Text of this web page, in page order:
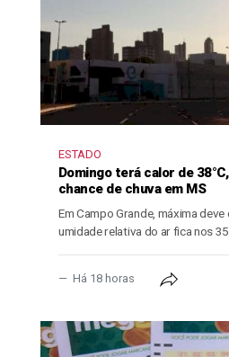
ESTADO
Domingo terá calor de
chance de chuva em MS
Em Campo Grande, máxima deve
umidade relativa do ar fica nos
Há 18 horas